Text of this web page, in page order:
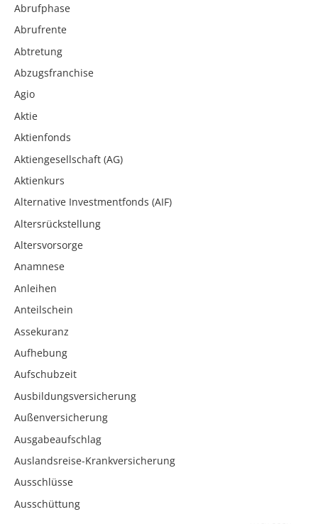
Abrufphase
Abrufrente
Abtretung
Abzugsfranchise
Agio
Aktie
Aktienfonds
Aktiengesellschaft (AG)
Aktienkurs
Alternative Investmentfonds (AIF)
Altersrückstellung
Altersvorsorge
Anamnese
Anleihen
Anteilschein
Assekuranz
Aufhebung
Aufschubzeit
Ausbildungsversicherung
Außenversicherung
Ausgabeaufschlag
Auslandsreise-Krankversicherung
Ausschlüsse
Ausschüttung